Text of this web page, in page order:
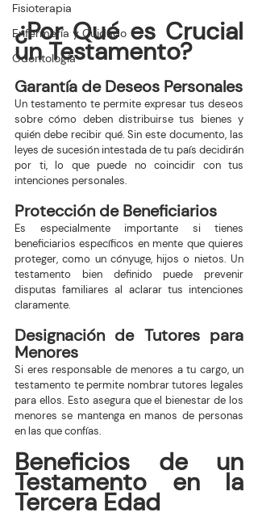
Fisioterapia
Enfermería y Cuidado
Odontología
¿Por Qué es Crucial
un Testamento?
Garantía de Deseos Personales
Un testamento te permite expresar tus deseos
sobre cómo deben distribuirse tus bienes y
quién debe recibir qué. Sin este documento, las
leyes de sucesión intestada de tu país decidirán
por ti, lo que puede no coincidir con tus
intenciones personales.
Protección de Beneficiarios
Es especialmente importante si tienes
beneficiarios específicos en mente que quieres
proteger, como un cónyuge, hijos o nietos. Un
testamento bien definido puede prevenir
disputas familiares al aclarar tus intenciones
claramente.
Designación de Tutores para
Menores
Si eres responsable de menores a tu cargo, un
testamento te permite nombrar tutores legales
para ellos. Esto asegura que el bienestar de los
menores se mantenga en manos de personas
en las que confías.
Beneficios de un
Testamento en la
Tercera Edad